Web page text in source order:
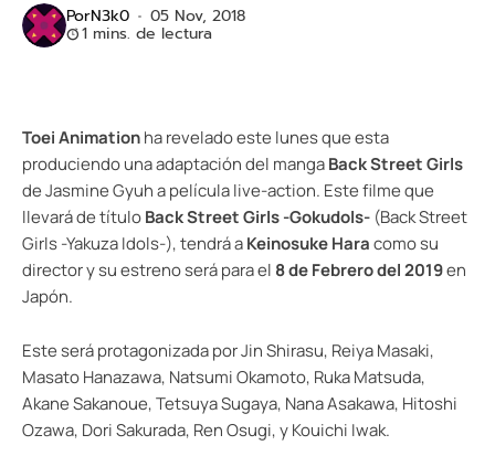
PorN3k0 05 Nov, 2018
1 mins. de lectura
Toei Animationha revelado este lunes que esta
produciendo una adaptación del mangaBack Street Girls
de Jasmine Gyuh a película live-action. Este filme que
llevará de títuloBack Street Girls -Gokudols- (Back Street
Girls -Yakuza Idols-), tendrá aKeinosuke Haracomo su
director y su estreno será para el 8 de Febrero del 2019en
Japón.
Este será protagonizada por Jin Shirasu, Reiya Masaki,
Masato Hanazawa, Natsumi Okamoto, Ruka Matsuda,
Akane Sakanoue, Tetsuya Sugaya, Nana Asakawa, Hitoshi
Ozawa, Dori Sakurada, Ren Osugi, y Kouichi Iwak.